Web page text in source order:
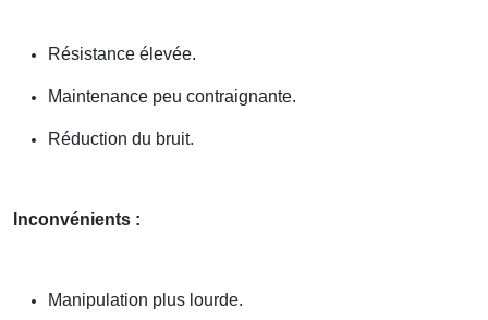
Résistance élevée.
Maintenance peu contraignante.
Réduction du bruit.
Inconvénients :
Manipulation plus lourde.